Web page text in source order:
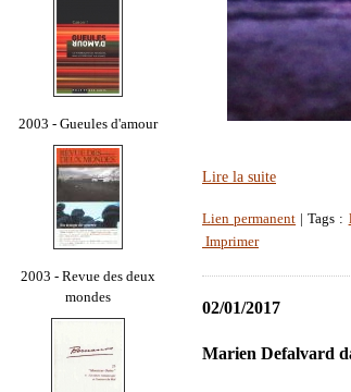
2003 - Gueules d'amour
2003 - Revue des deux
mondes
Lire la suite
Lien permanent | Tags :
Imprimer
02/01/2017
Marien Defalvard